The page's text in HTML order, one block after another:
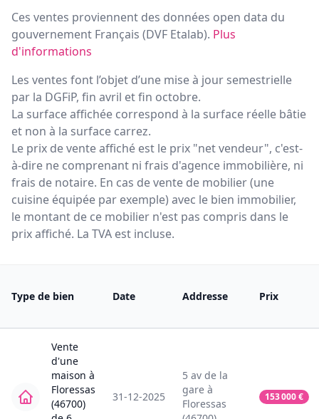
Ces ventes proviennent des données open data du
gouvernement Français (DVF Etalab). Plus
d'informations
Les ventes font l’objet d’une mise à jour semestrielle
par la DGFiP, fin avril et fin octobre.
La surface affichée correspond à la surface réelle bâtie
et non à la surface carrez.
Le prix de vente affiché est le prix "net vendeur", c'est-
à-dire ne comprenant ni frais d'agence immobilière, ni
frais de notaire. En cas de vente de mobilier (une
cuisine équipée par exemple) avec le bien immobilier,
le montant de ce mobilier n'est pas compris dans le
prix affiché. La TVA est incluse.
Type de bien Date Addresse Prix
Vente
d'une
maison à
Floressas
(46700)
31-12-2025
5 av de la
gare à
Floressas
153 000€